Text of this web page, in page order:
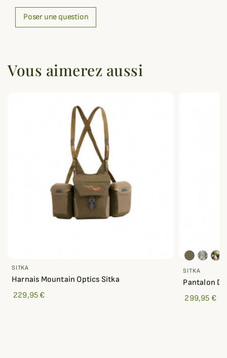
Poser une question
Vous aimerez aussi
SITKA
Harnais Mountain Optics Sitka
229,95 €
SITKA
Pantalon
299,95 €